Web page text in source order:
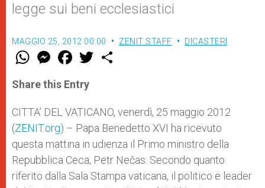
legge sui beni ecclesiastici
MAGGIO 25, 2012 00:00 ZENIT STAFF DICASTERI
W
t
s
p
p
M
e
s
e
g
e
r
F
a
e
b
o
k
w
r
Share this Entry
CITTA’ DEL VATICANO, venerdì, 25 maggio 2012
(ZENIT.org) – Papa Benedetto XVI ha ricevuto
questa mattina in udienza il Primo ministro della
Repubblica Ceca, Petr Nečas. Secondo quanto
riferito dalla Sala Stampa vaticana, il politico e leader